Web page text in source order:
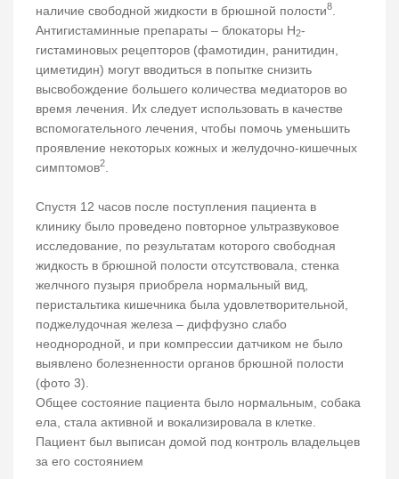
наличие свободной жидкости в брюшной полости8
Антигистаминные препараты – блокаторы Н2-
гистаминовых рецепторов (фамотидин, ранитидин,
циметидин) могут вводиться в попытке снизить
высвобождение большего количества медиаторов во
время лечения. Их следует использовать в качестве
вспомогательного лечения, чтобы помочь уменьшить
проявление некоторых кожных и желудочно-кишечных
симптомов2
Спустя 12 часов после поступления пациента в
клинику было проведено повторное ультразвуковое
исследование, по результатам которого свободная
жидкость в брюшной полости отсутствовала, стенка
желчного пузыря приобрела нормальный вид,
перистальтика кишечника была удовлетворительной,
поджелудочная железа – диффузно слабо
неоднородной, и при компрессии датчиком не было
выявлено болезненности органов брюшной полости
(фото 3).
Общее состояние пациента было нормальным, собака
ела, стала активной и вокализировала в клетке.
Пациент был выписан домой под контроль владельцев
за его состоянием